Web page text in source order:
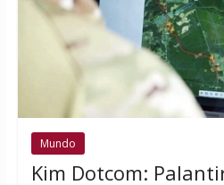
Mundo
Kim Dotcom: